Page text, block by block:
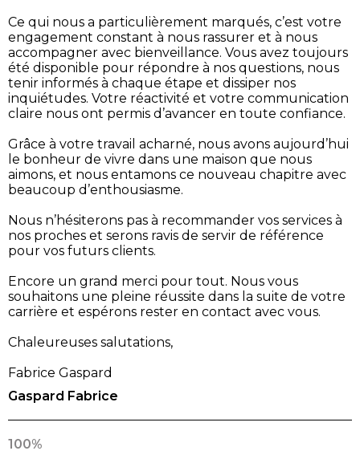
Ce qui nous a particulièrement marqués, c’est votre
engagement constant à nous rassurer et à nous
accompagner avec bienveillance. Vous avez toujours
été disponible pour répondre à nos questions, nous
tenir informés à chaque étape et dissiper nos
inquiétudes. Votre réactivité et votre communication
claire nous ont permis d’avancer en toute confiance.
Grâce à votre travail acharné, nous avons aujourd’hui
le bonheur de vivre dans une maison que nous
aimons, et nous entamons ce nouveau chapitre avec
beaucoup d’enthousiasme.
Nous n’hésiterons pas à recommander vos services à
nos proches et serons ravis de servir de référence
pour vos futurs clients.
Encore un grand merci pour tout. Nous vous
souhaitons une pleine réussite dans la suite de votre
carrière et espérons rester en contact avec vous.
Chaleureuses salutations,
Fabrice Gaspard
Gaspard Fabrice
100%